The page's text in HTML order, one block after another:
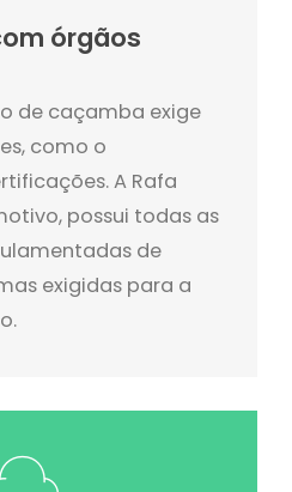
órgãos
de caçamba exige
como o
A Rafa
possui todas as
de
exigidas para a